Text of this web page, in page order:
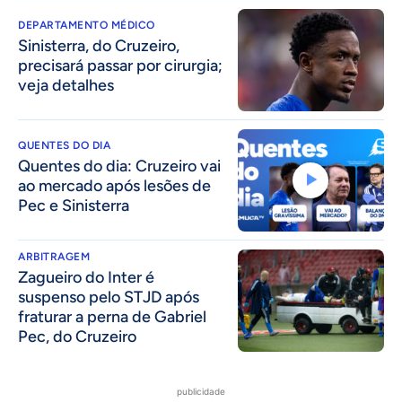
DEPARTAMENTO MÉDICO
Sinisterra, do Cruzeiro,
precisará passar por cirurgia;
veja detalhes
QUENTES DO DIA
Quentes do dia: Cruzeiro vai
ao mercado após lesões de
Pec e Sinisterra
ARBITRAGEM
Zagueiro do Inter é
suspenso pelo STJD após
fraturar a perna de Gabriel
Pec, do Cruzeiro
publicidade